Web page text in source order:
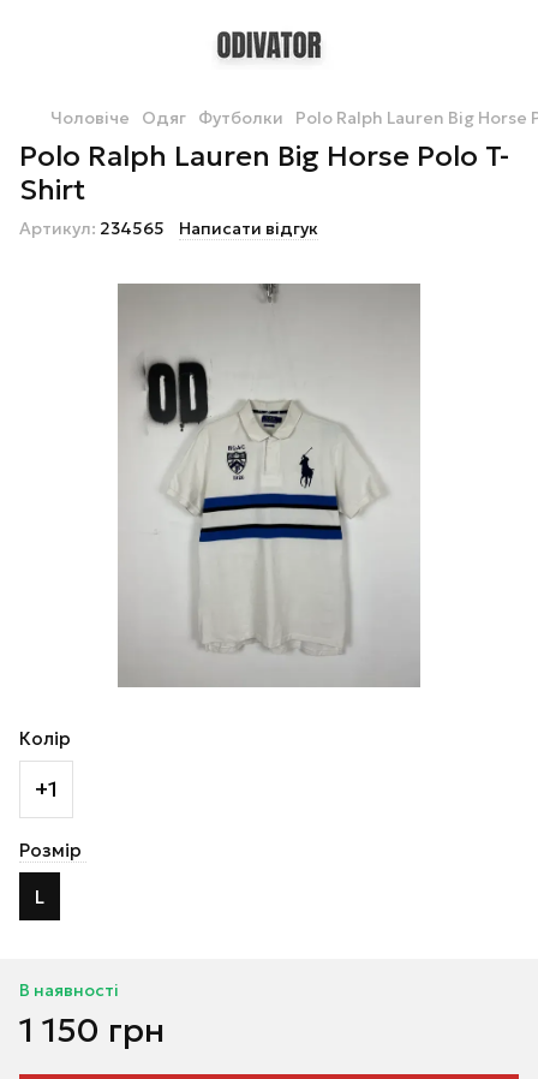
Чоловіче Одяг Футболки Polo Ralph Lauren Big Horse
Polo Ralph Lauren Big Horse Polo T-
Shirt
Артикул: 234565 Написати відгук
Колір
+1
Розмір
L
В наявності
1 150 грн